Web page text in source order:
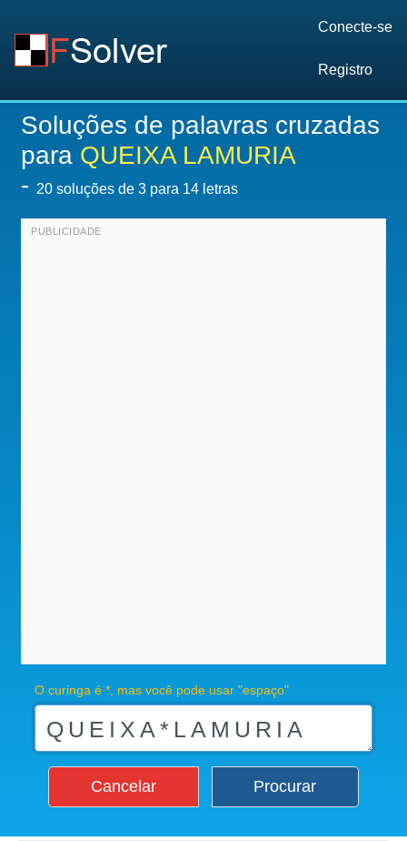
Conecte-se
Registro
Soluções de palavras cruzadas
para QUEIXA LAMURIA
- 20 soluções de 3 para 14 letras
O curinga é *, mas você pode usar "espaço"
Cancelar Procurar